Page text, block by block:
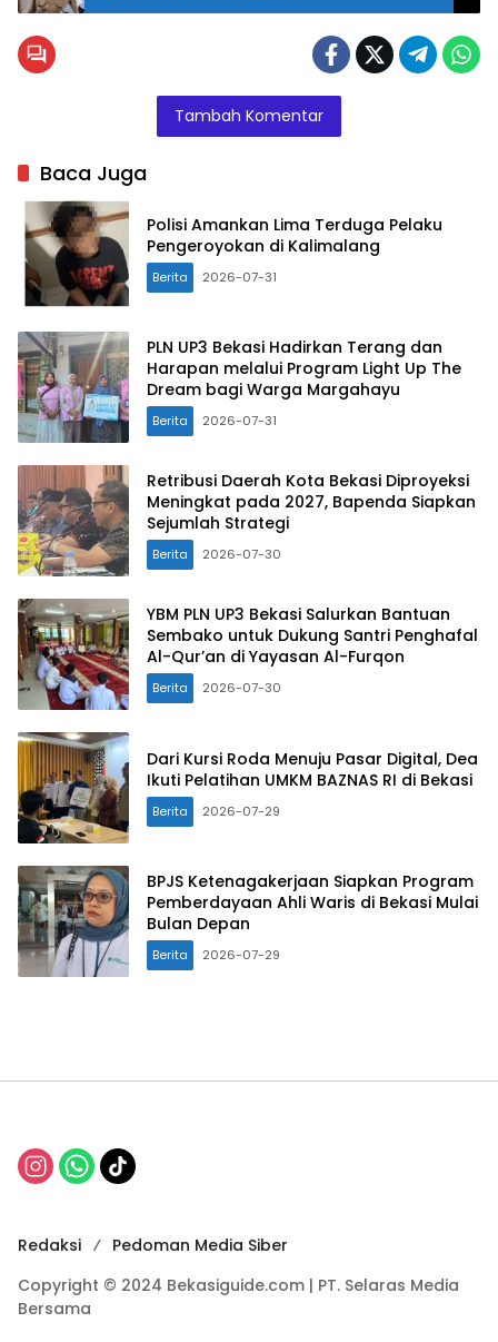
Tambah Komentar
Baca Juga
Polisi Amankan Lima Terduga Pelaku
Pengeroyokan di Kalimalang
Berita 2026-07-31
PLN UP3 Bekasi Hadirkan Terang dan
Harapan melalui Program Light Up The
Dream bagi Warga Margahayu
Berita 2026-07-31
Retribusi Daerah Kota Bekasi Diproyeksi
Meningkat pada 2027, Bapenda Siapkan
Sejumlah Strategi
Berita 2026-07-30
YBM PLN UP3 Bekasi Salurkan Bantuan
Sembako untuk Dukung Santri Penghafal
Al-Qur’an di Yayasan Al-Furqon
Berita 2026-07-30
Dari Kursi Roda Menuju Pasar Digital, Dea
Ikuti Pelatihan UMKM BAZNAS RI di Bekasi
Berita 2026-07-29
BPJS Ketenagakerjaan Siapkan Program
Pemberdayaan Ahli Waris di Bekasi Mulai
Bulan Depan
Berita 2026-07-29
Redaksi
Pedoman Media Siber
Copyright © 2024 Bekasiguide.com | PT. Selaras Media
Bersama